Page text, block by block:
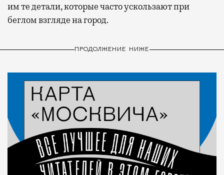
им те детали, которые часто ускользают при
беглом взгляде на город.
ПРОДОЛЖЕНИЕ НИЖЕ